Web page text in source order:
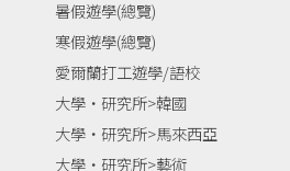
暑假遊學(總覽)
寒假遊學(總覽)
愛爾蘭打工遊學/語校
大學‧研究所>韓國
大學‧研究所>馬來西亞
大學‧研究所>藝術